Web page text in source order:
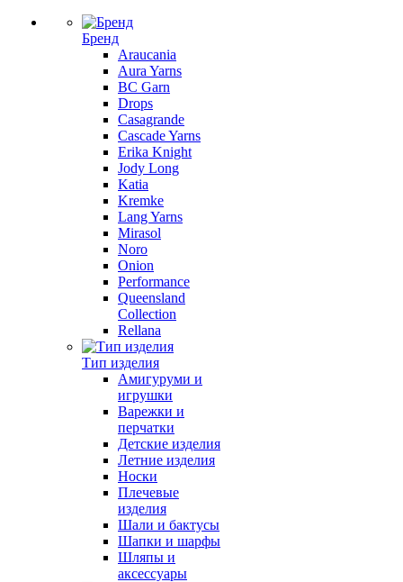
Бренд
Araucania
Aura Yarns
BC Garn
Drops
Casagrande
Cascade Yarns
Erika Knight
Jody Long
Katia
Kremke
Lang Yarns
Mirasol
Noro
Onion
Performance
Queensland
Collection
Rellana
Тип изделия
Амигуруми и
игрушки
Варежки и
перчатки
Детские изделия
Летние изделия
Носки
Плечевые
изделия
Шали и бактусы
Шапки и шарфы
Шляпы и
аксессуары